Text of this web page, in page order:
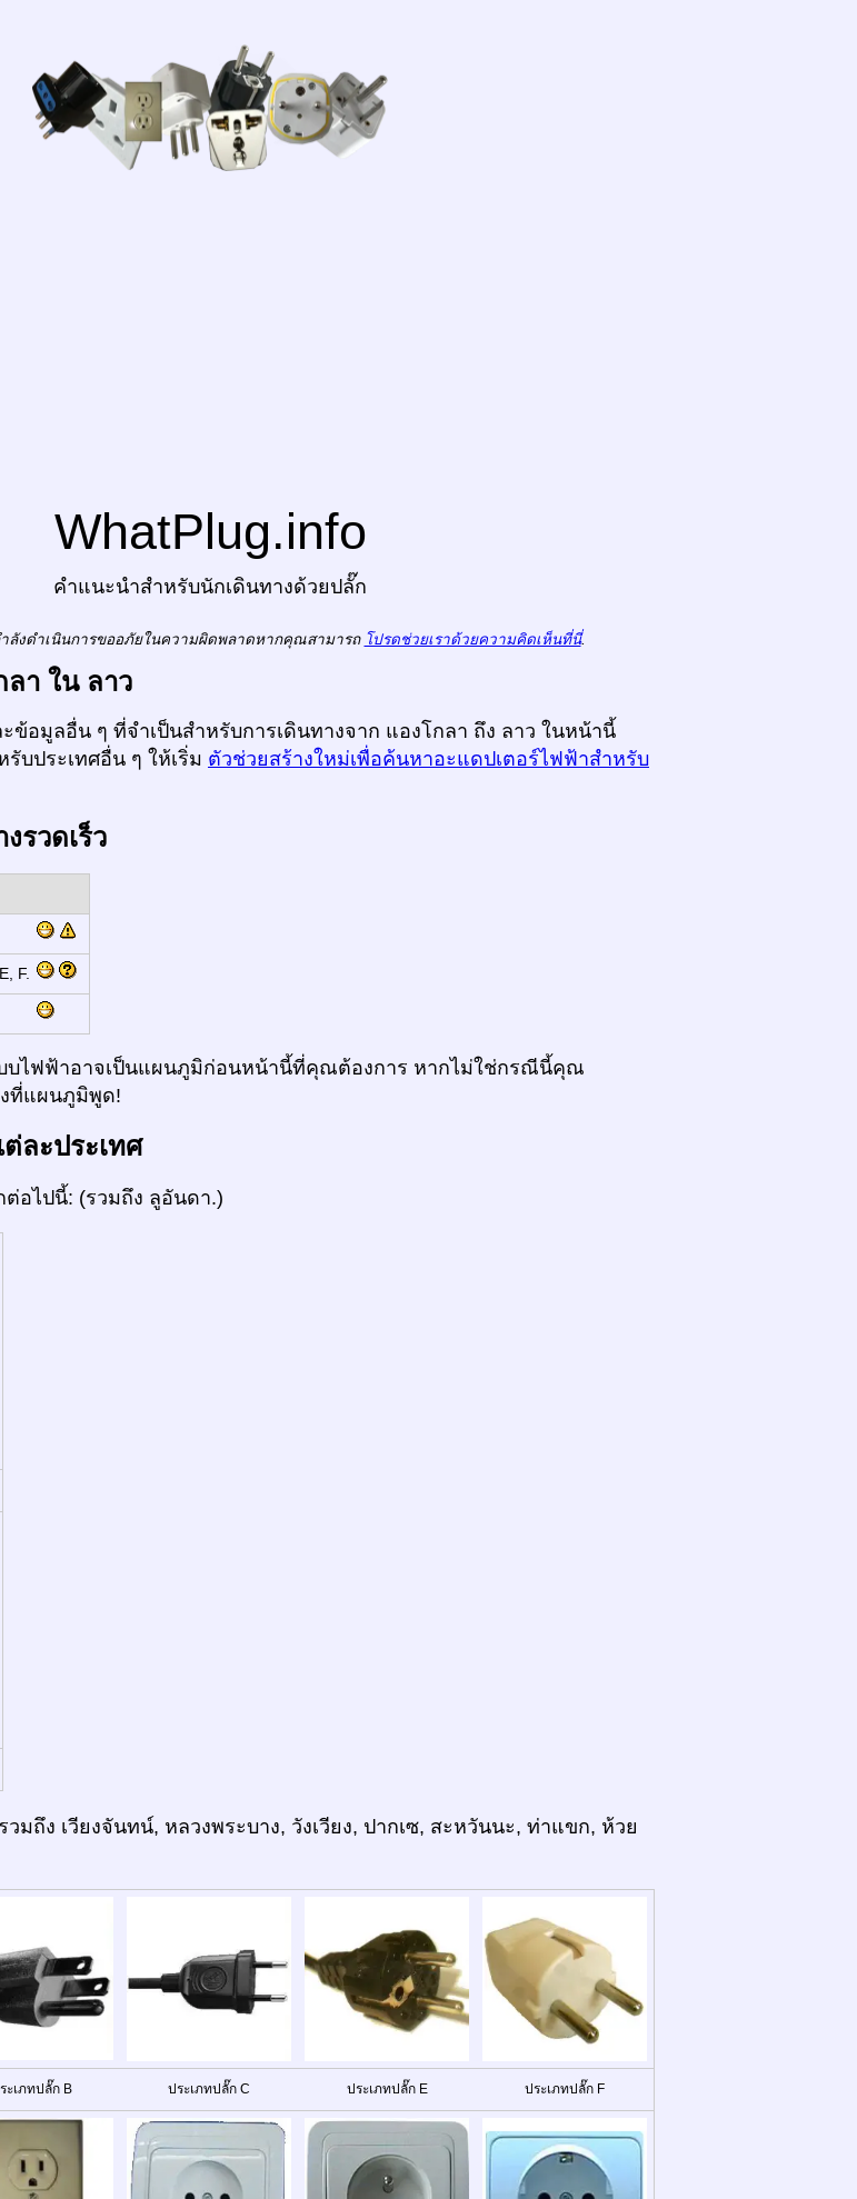
WhatPlug.info
คำแนะนำสำหรับนักเดินทางด้วยปลั๊ก
ลังดำเนินการขออภัยในความผิดพลาดหากคุณสามารถ โปรดช่วยเราด้วยความคิดเห็นที่นี่.
า ใน ลาว
ข้อมูลอื่น ๆ ที่จำเป็นสำหรับการเดินทางจาก แองโกลา ถึง ลาว ในหน้านี้
บประเทศอื่น ๆ ให้เริ่ม ตัวช่วยสร้างใหม่เพื่อค้นหาอะแดปเตอร์ไฟฟ้าสำหรับ
รวดเร็ว
F.
บไฟฟ้าอาจเป็นแผนภูมิก่อนหน้านี้ที่คุณต้องการ หากไม่ใช่กรณีนี้คุณ
ที่แผนภูมิพูด!
ละประเทศ
ต่อไปนี้: (รวมถึง ลูอันดา.)
มถึง เวียงจันทน์, หลวงพระบาง, วังเวียง, ปากเซ, สะหวันนะ, ท่าแขก, ห้วย
ะเภทปลั๊ก B ประเภทปลั๊ก C ประเภทปลั๊ก E ประเภทปลั๊ก F